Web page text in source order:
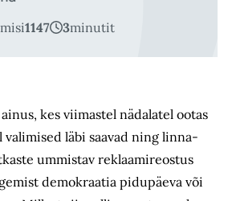
1147 3minutit
kes viimastel nädalatel ootas
valimised läbi saavad ning linna­
ummistav reklaamireostus
demokraatia pidupäeva või